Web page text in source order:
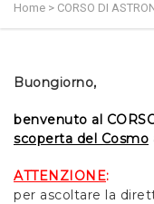
Home > CORSO DI
Buongiorno,
benvenuto al
scoperta del Cosmo
ATTENZIONE:
per ascoltare la